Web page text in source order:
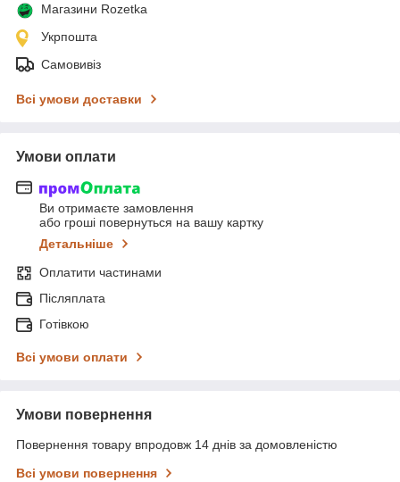
Магазини Rozetka
Укрпошта
Самовивіз
Всі умови доставки
Умови оплати
Ви отримаєте замовлення
або гроші повернуться на вашу картку
Детальніше
Оплатити частинами
Післяплата
Готівкою
Всі умови оплати
Умови повернення
Повернення товару впродовж 14 днів за домовленістю
Всі умови повернення